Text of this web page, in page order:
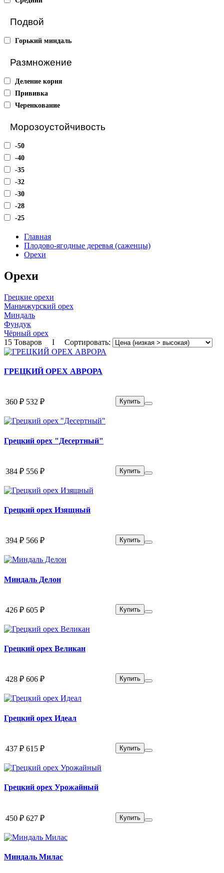
Подвой
Горький миндаль
Размножение
Деление корня
Прививка
Черенкование
Морозоустойчивость
-50
-40
-35
-32
-30
-28
-25
Главная
Плодово-ягодные деревья (саженцы)
Орехи
Орехи
Грецкие орехи
Маньчжурский орех
Миндаль
Фундук
Чёрный орех
15 Товаров I Сортировать:
ГРЕЦКИЙ ОРЕХ АВРОРА
360 ₽ 532 ₽ Купить
Грецкий орех "Десертный"
384 ₽ 556 ₽ Купить
Грецкий орех Изящный
394 ₽ 566 ₽ Купить
Миндаль Делон
426 ₽ 605 ₽ Купить
Грецкий орех Великан
428 ₽ 606 ₽ Купить
Грецкий орех Идеал
437 ₽ 615 ₽ Купить
Грецкий орех Урожайный
450 ₽ 627 ₽ Купить
Миндаль Милас